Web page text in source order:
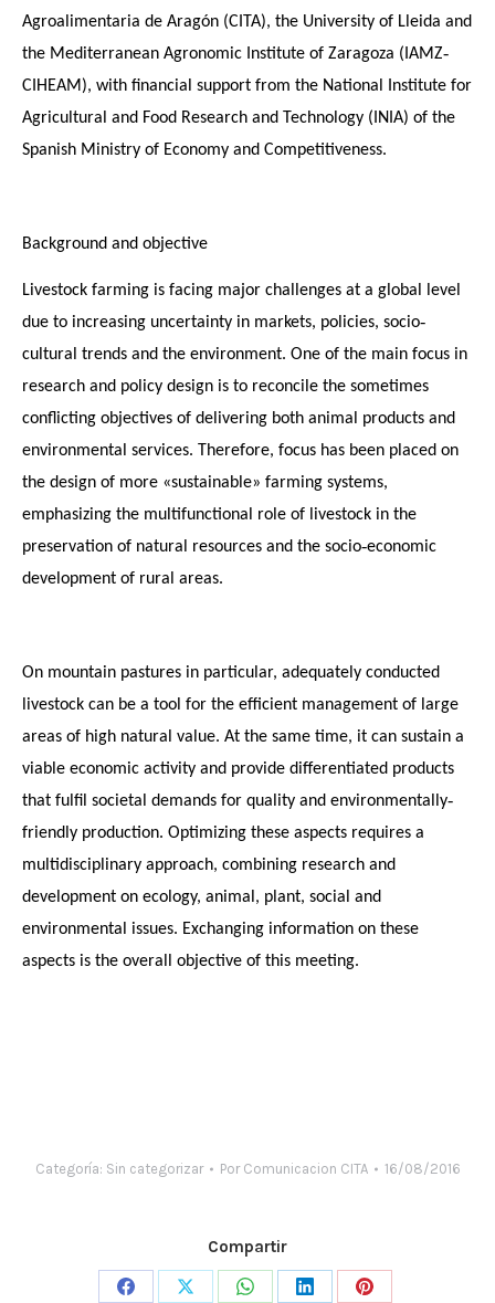
Agroalimentaria de Aragón (CITA), the University of Lleida and
the Mediterranean Agronomic Institute of Zaragoza (IAMZ‐
CIHEAM), with financial support from the National Institute for
Agricultural and Food Research and Technology (INIA) of the
Spanish Ministry of Economy and Competitiveness.
Background and objective
Livestock farming is facing major challenges at a global level
due to increasing uncertainty in markets, policies, socio‐
cultural trends and the environment. One of the main focus in
research and policy design is to reconcile the sometimes
conflicting objectives of delivering both animal products and
environmental services. Therefore, focus has been placed on
the design of more «sustainable» farming systems,
emphasizing the multifunctional role of livestock in the
preservation of natural resources and the socio‐economic
development of rural areas.
On mountain pastures in particular, adequately conducted
livestock can be a tool for the efficient management of large
areas of high natural value. At the same time, it can sustain a
viable economic activity and provide differentiated products
that fulfil societal demands for quality and environmentally‐
friendly production. Optimizing these aspects requires a
multidisciplinary approach, combining research and
development on ecology, animal, plant, social and
environmental issues. Exchanging information on these
aspects is the overall objective of this meeting.
Categoría: Sin categorizar Por Comunicacion CITA 16/08/2016
Compartir